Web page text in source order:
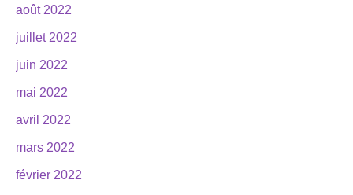
août 2022
juillet 2022
juin 2022
mai 2022
avril 2022
mars 2022
février 2022